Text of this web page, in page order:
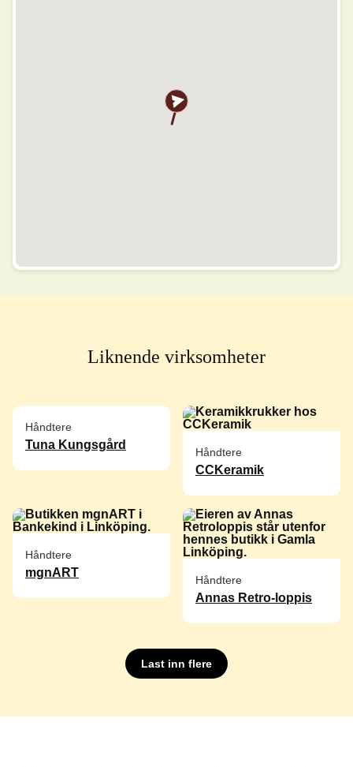
Liknende virksomheter
Håndtere
Tuna Kungsgård
Håndtere
CCKeramik
Håndtere
mgnART
Håndtere
Annas Retro-loppis
Last inn flere